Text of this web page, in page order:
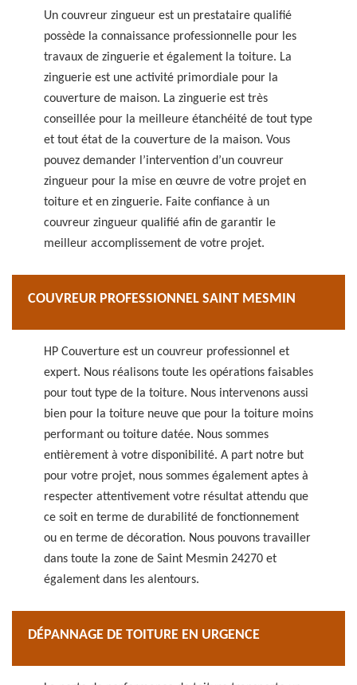
Un couvreur zingueur est un prestataire qualifié
possède la connaissance professionnelle pour les
travaux de zinguerie et également la toiture. La
zinguerie est une activité primordiale pour la
couverture de maison. La zinguerie est très
conseillée pour la meilleure étanchéité de tout type
et tout état de la couverture de la maison. Vous
pouvez demander l’intervention d’un couvreur
zingueur pour la mise en œuvre de votre projet en
toiture et en zinguerie. Faite confiance à un
couvreur zingueur qualifié afin de garantir le
meilleur accomplissement de votre projet.
COUVREUR PROFESSIONNEL SAINT MESMIN
HP Couverture est un couvreur professionnel et
expert. Nous réalisons toute les opérations faisables
pour tout type de la toiture. Nous intervenons aussi
bien pour la toiture neuve que pour la toiture moins
performant ou toiture datée. Nous sommes
entièrement à votre disponibilité. A part notre but
pour votre projet, nous sommes également aptes à
respecter attentivement votre résultat attendu que
ce soit en terme de durabilité de fonctionnement
ou en terme de décoration. Nous pouvons travailler
dans toute la zone de Saint Mesmin 24270 et
également dans les alentours.
DÉPANNAGE DE TOITURE EN URGENCE